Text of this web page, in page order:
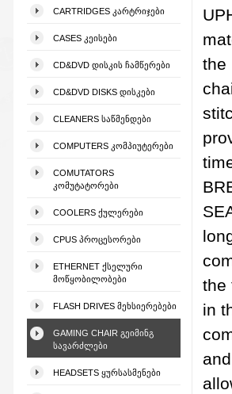
CARTRIDGES ᲙᲐᲠᲢᲠᲘᲯᲔᲑᲘ
CASES ᲙᲔᲘᲡᲔᲑᲘ
CD&DVD ᲓᲘᲡᲙᲘᲡ ᲩᲐᲛᲬᲔᲠᲔᲑᲘ
CD&DVD DISKS ᲓᲘᲡᲙᲔᲑᲘ
CLEANERS ᲡᲐᲬᲛᲔᲜᲓᲔᲑᲘ
COMPUTERS ᲙᲝᲛᲞᲘᲣᲢᲔᲠᲔᲑᲘ
COMUTATORS
ᲙᲝᲛᲣᲢᲐᲢᲝᲠᲔᲑᲘ
COOLERS ᲥᲣᲚᲔᲠᲔᲑᲘ
CPUS ᲞᲠᲝᲪᲔᲡᲝᲠᲔᲑᲘ
ETHERNET ᲥᲡᲔᲚᲣᲠᲘ
ᲛᲝᲬᲧᲝᲑᲘᲚᲝᲑᲔᲑᲘ
FLASH DRIVES ᲛᲔᲮᲡᲘᲔᲠᲔᲑᲔᲑᲘ
GAMING CHAIR ᲒᲔᲘᲛᲘᲜᲒ
ᲡᲐᲕᲐᲠᲫᲚᲔᲑᲘ
HEADSETS ᲧᲣᲠᲡᲐᲡᲛᲔᲜᲔᲑᲘ
the
the
in